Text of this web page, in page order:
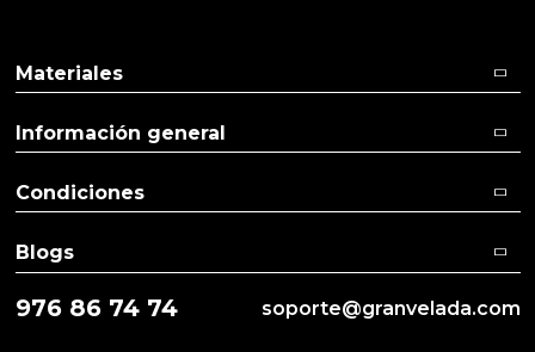
976 86 74 74 soporte@granvelada.com
Materiales
Información general
Condiciones
Blogs